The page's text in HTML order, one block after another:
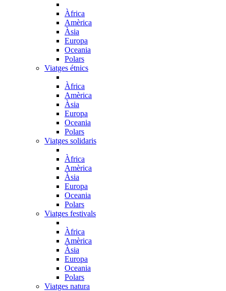
Àfrica
Amèrica
Àsia
Europa
Oceania
Polars
Viatges étnics
Àfrica
Amèrica
Àsia
Europa
Oceania
Polars
Viatges solidaris
Àfrica
Amèrica
Àsia
Europa
Oceania
Polars
Viatges festivals
Àfrica
Amèrica
Àsia
Europa
Oceania
Polars
Viatges natura